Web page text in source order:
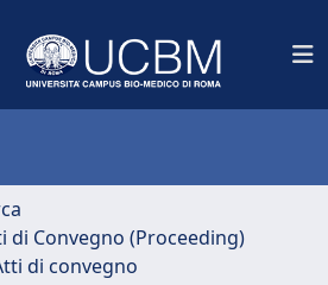
di Convegno (Proceeding)
di convegno